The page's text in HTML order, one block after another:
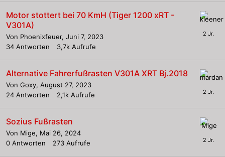
Motor stottert bei 70 KmH (Tiger 1200 xRT -
V301A)
Von Phoenixfeuer, Juni 7, 2023
34 Antworten 3,7k Aufrufe
Alternative Fahrerfußrasten V301A XRT Bj.2018
Von Goxy, August 27, 2023
24 Antworten 2,1k Aufrufe
Sozius Fußrasten
Von Mige, Mai 26, 2024
0 Antworten 273 Aufrufe